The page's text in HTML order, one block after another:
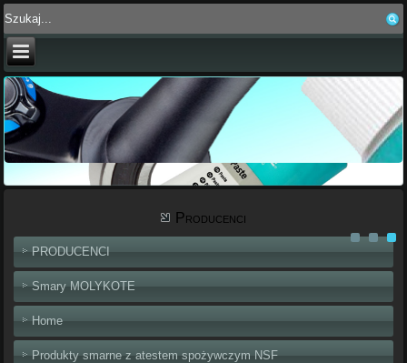
Producenci
PRODUCENCI
Smary MOLYKOTE
Home
Produkty smarne z atestem spożywczym NSF